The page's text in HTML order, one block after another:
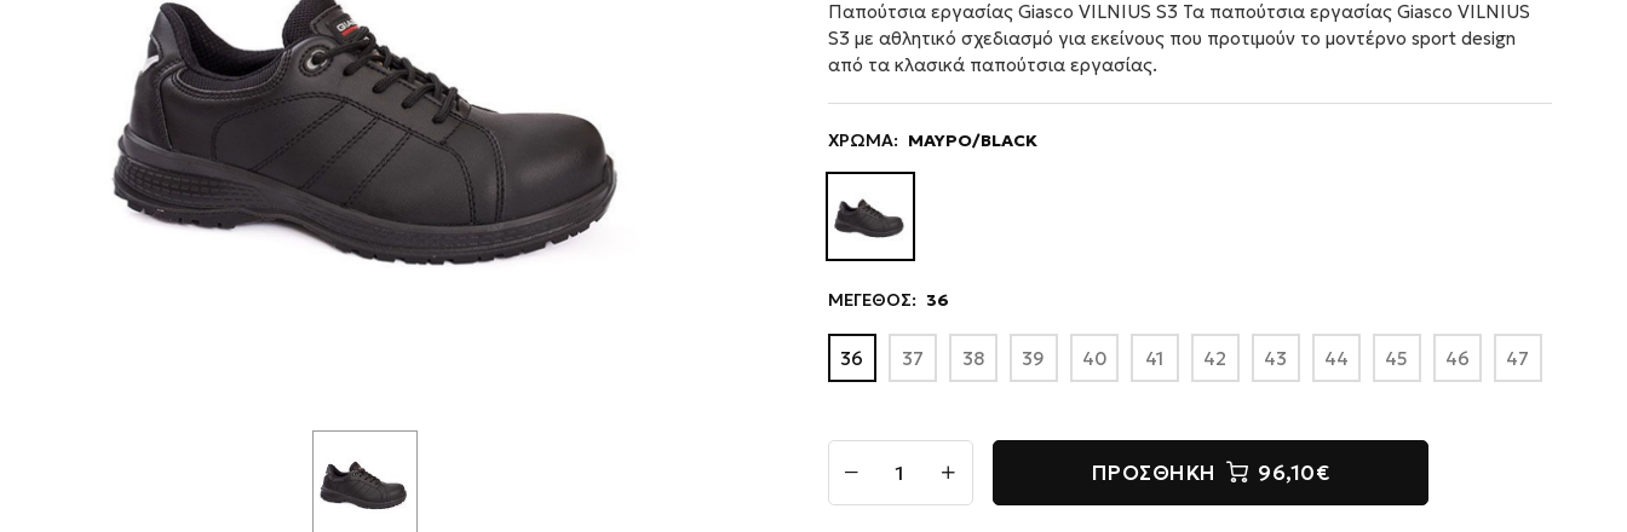
Παπούτσια εργασίας Giasco VILNIUS S3 Τα παπούτσια εργασίας Giasco VILNIUS
S3 με αθλητικό σχεδιασμό για εκείνους που προτιμούν το μοντέρνο sport design
από τα κλασικά παπούτσια εργασίας.
ΧΡΩΜΑ: ΜΑΥΡΟ/BLACK
ΜΕΓΕΘΟΣ: 36
36 37 38 39 40 41 42 43 44 45 46 47
ΠΡΟΣΘΉΚΗ 96,10€